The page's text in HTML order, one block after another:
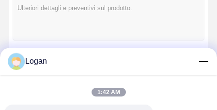
Dispositivi di sollevamento
Logan
1:42 AM